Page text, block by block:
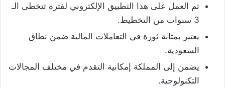
تم العمل على هذا التطبيق الإلكتروني لفترة تتخطى الـ
3 سنوات من التخطيط.
يعتبر بمثابة ثورة في التعاملات المالية ضمن نطاق
السعودية.
يضمن إلى المملكة إمكانية التقدم في مختلف المجالات
التكنولوجية.